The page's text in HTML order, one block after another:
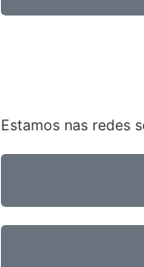
Estamos nas redes